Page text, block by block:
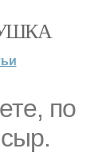
по